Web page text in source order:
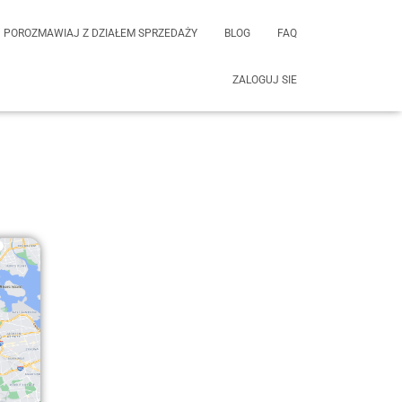
POROZMAWIAJ Z DZIAŁEM SPRZEDAŻY BLOG FAQ
ZALOGUJ SIE